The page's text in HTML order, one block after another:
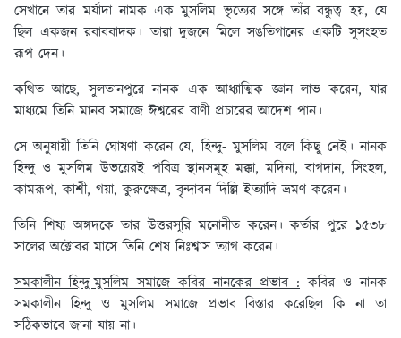
সেখানে তার মর্যাদা নামক এক মুসলিম ভৃত্যের সঙ্গে তাঁর বন্ধুত্ব হয়, যে
ছিল একজন রবাববাদক। তারা দুজনে মিলে সঙতিগানের একটি সুসংহত
রূপ দেন।
কথিত আছে, সুলতানপুরে নানক এক আধ্যাত্মিক জ্ঞান লাভ করেন, যার
মাধ্যমে তিনি মানব সমাজে ঈশ্বরের বাণী প্রচারের আদেশ পান।
সে অনুযায়ী তিনি ঘোষণা করেন যে, হিন্দু- মুসলিম বলে কিছু নেই। নানক
হিন্দু ও মুসলিম উভয়েরই পবিত্র স্থানসমূহ মক্কা, মদিনা, বাগদান, সিংহল,
কামরূপ, কাশী, গয়া, কুরুক্ষেত্র, বৃন্দাবন দিল্লি ইত্যাদি ভ্রমণ করেন।
তিনি শিষ্য অঙ্গদকে তার উত্তরসূরি মনোনীত করেন। কর্তার পুরে ১৫৩৮
সালের অক্টোবর মাসে তিনি শেষ নিঃশ্বাস ত্যাগ করেন।
সমকালীন হিন্দু-মুসলিম সমাজে কবির নানকের প্রভাব : কবির ও নানক
সমকালীন হিন্দু ও মুসলিম সমাজে প্রভাব বিস্তার করেছিল কি না তা
সঠিকভাবে জানা যায় না।